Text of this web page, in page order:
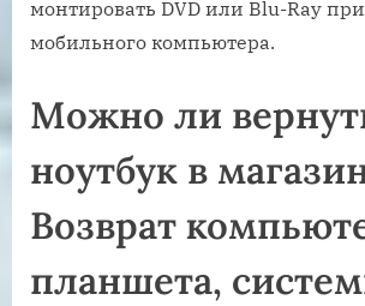
монтировать DVD или Blu-Ray
мобильного компьютера.
Можно ли
ноутбук в
Возврат
планшета,